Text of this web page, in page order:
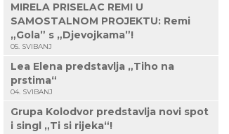
MIRELA PRISELAC REMI U
SAMOSTALNOM PROJEKTU: Remi
„Gola” s „Djevojkama”!
05. SVIBANJ
Lea Elena predstavlja „Tiho na
prstima“
04. SVIBANJ
Grupa Kolodvor predstavlja novi spot
i singl „Ti si rijeka“!